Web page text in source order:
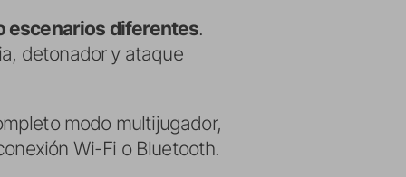
escenarios diferentes.
detonador y ataque
modo multijugador,
Wi-Fi o Bluetooth.